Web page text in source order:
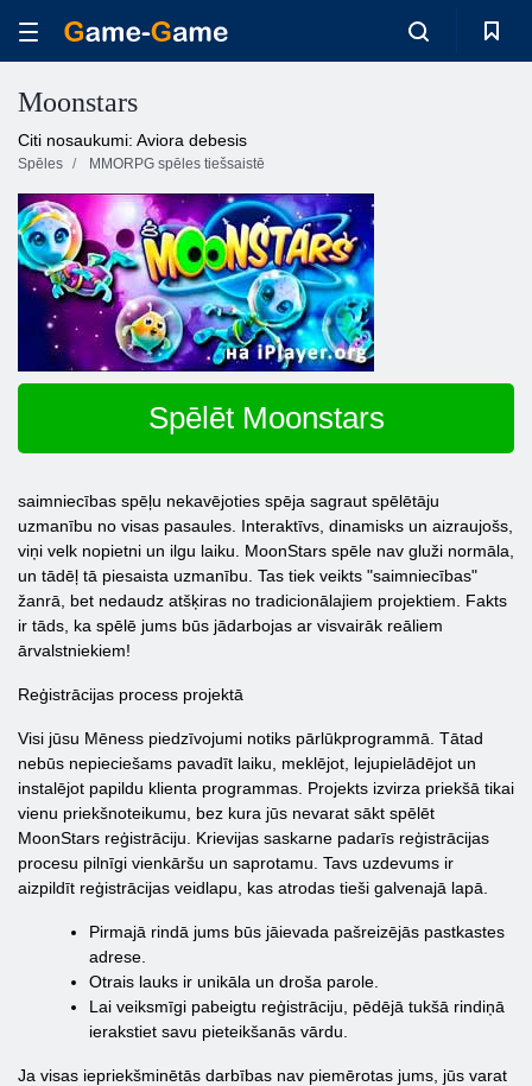
Moonstars
Citi nosaukumi: Aviora debesis
Spēles MMORPG spēles tiešsaistē
Spēlēt Moonstars
saimniecības spēļu nekavējoties spēja sagraut spēlētāju
uzmanību no visas pasaules. Interaktīvs, dinamisks un aizraujošs,
viņi velk nopietni un ilgu laiku. MoonStars spēle nav gluži normāla,
un tādēļ tā piesaista uzmanību. Tas tiek veikts "saimniecības"
žanrā, bet nedaudz atšķiras no tradicionālajiem projektiem. Fakts
ir tāds, ka spēlē jums būs jādarbojas ar visvairāk reāliem
ārvalstniekiem!
Reģistrācijas process projektā
Visi jūsu Mēness piedzīvojumi notiks pārlūkprogrammā. Tātad
nebūs nepieciešams pavadīt laiku, meklējot, lejupielādējot un
instalējot papildu klienta programmas. Projekts izvirza priekšā tikai
vienu priekšnoteikumu, bez kura jūs nevarat sākt spēlēt
MoonStars reģistrāciju. Krievijas saskarne padarīs reģistrācijas
procesu pilnīgi vienkāršu un saprotamu. Tavs uzdevums ir
aizpildīt reģistrācijas veidlapu, kas atrodas tieši galvenajā lapā.
Pirmajā rindā jums būs jāievada pašreizējās pastkastes
adrese.
Otrais lauks ir unikāla un droša parole.
Lai veiksmīgi pabeigtu reģistrāciju, pēdējā tukšā rindiņā
ierakstiet savu pieteikšanās vārdu.
Ja visas iepriekšminētās darbības nav piemērotas jums, jūs varat